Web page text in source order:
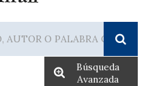
Búsqueda
Avanzada